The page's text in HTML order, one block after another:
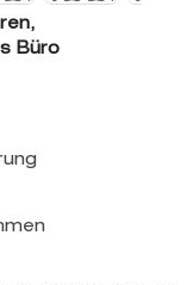
Büro